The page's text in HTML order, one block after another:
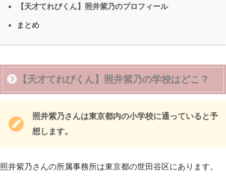
【天才てれびくん】照井紫乃のプロフィール
まとめ
【天才てれびくん】照井紫乃の学校はどこ？
照井紫乃さんは東京都内の小学校に通っていると予
想します。
照井紫乃さんの所属事務所は東京都の世田谷区にあります。